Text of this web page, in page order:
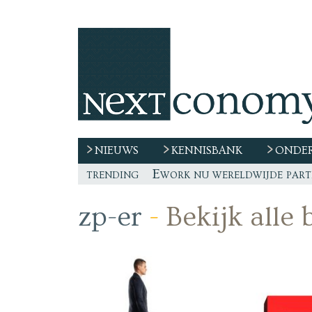
NIEUWS KENNISBANK
trending “De echte vraag is waar
Freelancer, teken niet
De race naar extern talent
zp-er - Bekijk alle